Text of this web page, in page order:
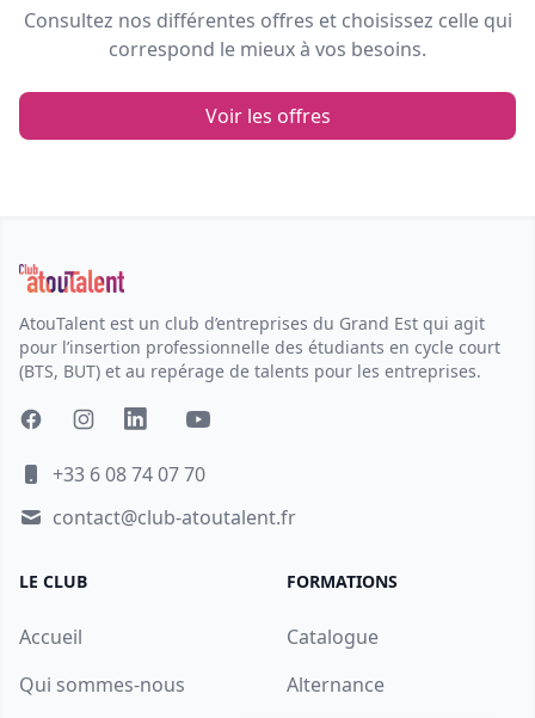
Consultez nos différentes offres et choisissez celle qui
correspond le mieux à vos besoins.
Voir les offres
AtouTalent est un club d’entreprises du Grand Est qui agit
pour l’insertion professionnelle des étudiants en cycle court
(BTS, BUT) et au repérage de talents pour les entreprises.
+33 6 08 74 07 70
contact@club-atoutalent.fr
LE CLUB
Accueil
Qui sommes-nous
FORMATIONS
Catalogue
Alternance